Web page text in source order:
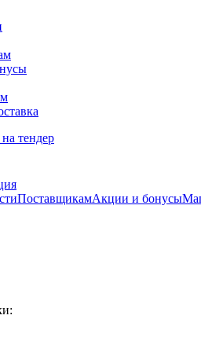
тендер
ПоставщикамАкции и бонусы